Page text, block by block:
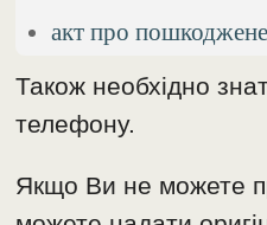
акт про
Також необхідно
телефону.
Якщо Ви не можете